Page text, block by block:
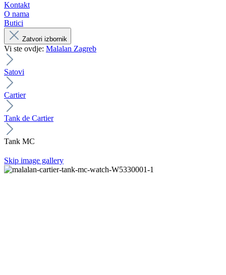
Kontakt
O nama
Butici
Zatvori izbornik
Vi ste ovdje: Malalan Zagreb
Satovi
Cartier
Tank de Cartier
Tank MC
Skip image gallery